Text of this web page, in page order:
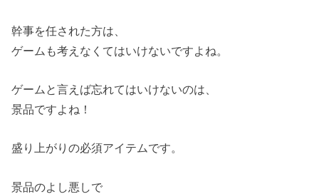
幹事を任された方は、
ゲームも考えなくてはいけないですよね。
ゲームと言えば忘れてはいけないのは、
景品ですよね！
盛り上がりの必須アイテムです。
景品のよし悪しで